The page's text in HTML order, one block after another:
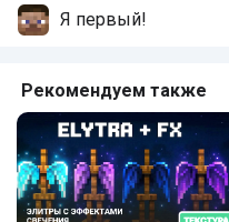
Я первый!
Рекомендуем также